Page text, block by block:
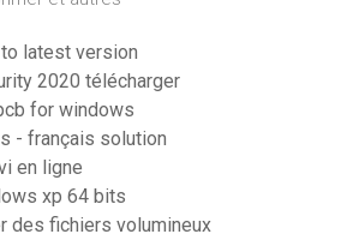
latest version
2020 télécharger
for windows
- français solution
en ligne
xp 64 bits
des fichiers volumineux